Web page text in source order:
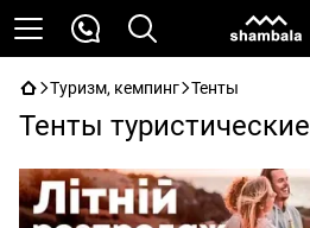
Туризм, кемпинг Тенты
Тенты туристические